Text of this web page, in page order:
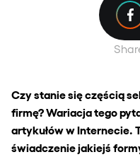
Czy stanie się częścią
firmę? Wariacja tego
artykułów w Internecie.
świadczenie jakiejś